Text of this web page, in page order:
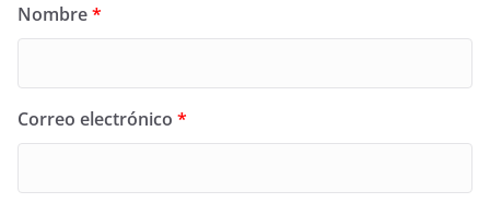
Nombre*
Correo electrónico *